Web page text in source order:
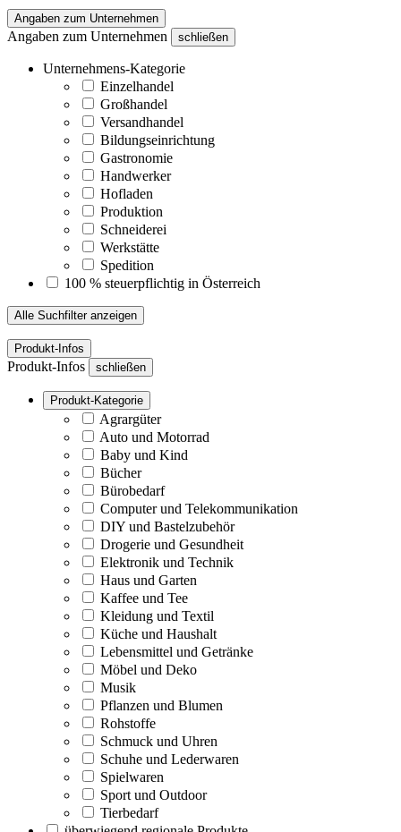
Angaben zum Unternehmen
Angaben zum Unternehmen schließen
Unternehmens-Kategorie
Einzelhandel
Großhandel
Versandhandel
Bildungseinrichtung
Gastronomie
Handwerker
Hofladen
Produktion
Schneiderei
Werkstätte
Spedition
100 % steuerpflichtig in Österreich
Alle Suchfilter anzeigen
Produkt-Infos
Produkt-Infos schließen
Produkt-Kategorie
Agrargüter
Auto und Motorrad
Baby und Kind
Bücher
Bürobedarf
Computer und Telekommunikation
DIY und Bastelzubehör
Drogerie und Gesundheit
Elektronik und Technik
Haus und Garten
Kaffee und Tee
Kleidung und Textil
Küche und Haushalt
Lebensmittel und Getränke
Möbel und Deko
Musik
Pflanzen und Blumen
Rohstoffe
Schmuck und Uhren
Schuhe und Lederwaren
Spielwaren
Sport und Outdoor
Tierbedarf